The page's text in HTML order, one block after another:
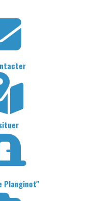
Planginot"